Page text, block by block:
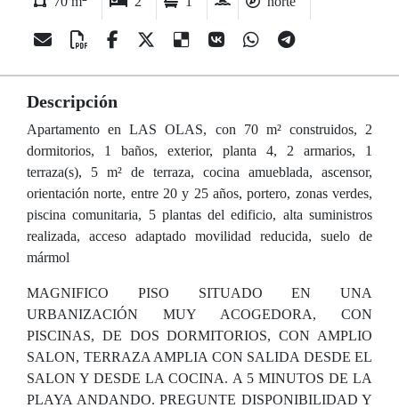
Descripción
Apartamento en LAS OLAS, con 70 m² construidos, 2
dormitorios, 1 baños, exterior, planta 4, 2 armarios, 1
terraza(s), 5 m² de terraza, cocina amueblada, ascensor,
orientación norte, entre 20 y 25 años, portero, zonas verdes,
piscina comunitaria, 5 plantas del edificio, alta suministros
realizada, acceso adaptado movilidad reducida, suelo de
mármol
MAGNIFICO PISO SITUADO EN UNA
URBANIZACIÓN MUY ACOGEDORA, CON
PISCINAS, DE DOS DORMITORIOS, CON AMPLIO
SALON, TERRAZA AMPLIA CON SALIDA DESDE EL
SALON Y DESDE LA COCINA. A 5 MINUTOS DE LA
PLAYA ANDANDO. PREGUNTE DISPONIBILIDAD Y